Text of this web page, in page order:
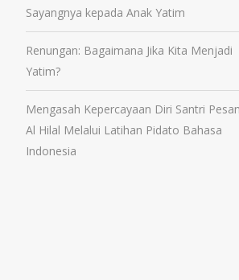
Sayangnya kepada Anak Yatim
Renungan: Bagaimana Jika Kita Menjadi
Yatim?
Mengasah Kepercayaan Diri Santri
Al Hilal Melalui Latihan Pidato Bahasa
Indonesia